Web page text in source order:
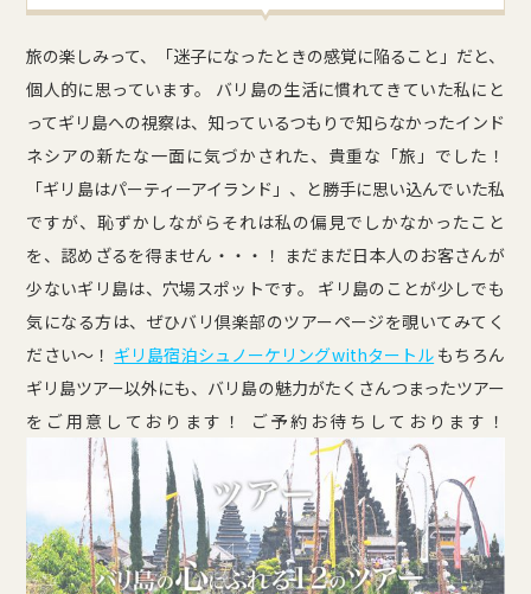
旅の楽しみって、「迷子になったときの感覚に陥ること」だと、
個人的に思っています。 バリ島の生活に慣れてきていた私にと
ってギリ島への視察は、知っているつもりで知らなかったインド
ネシアの新たな一面に気づかされた、貴重な「旅」でした！
「ギリ島はパーティーアイランド」、と勝手に思い込んでいた私
ですが、恥ずかしながらそれは私の偏見でしかなかったこと
を、認めざるを得ません・・・！ まだまだ日本人のお客さんが
少ないギリ島は、穴場スポットです。 ギリ島のことが少しでも
気になる方は、ぜひバリ倶楽部のツアーページを覗いてみてく
ださい～！ ギリ島宿泊シュノーケリングwithタートル もちろん
ギリ島ツアー以外にも、バリ島の魅力がたくさんつまったツアー
をご用意しております！ ご予約お待ちしております！